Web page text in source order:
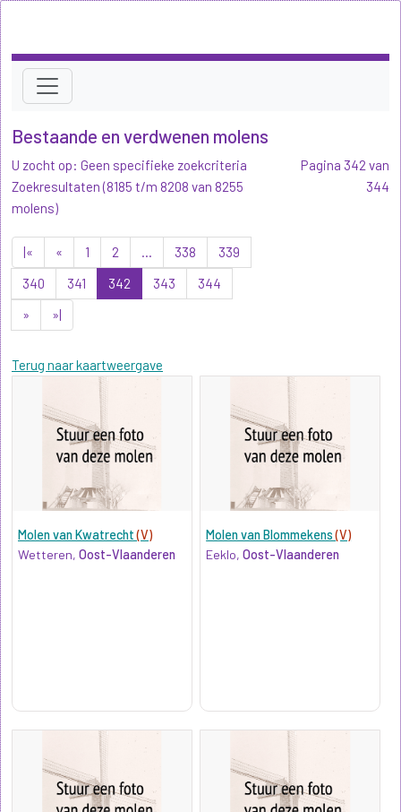
Bestaande en verdwenen molens
U zocht op: Geen specifieke zoekcriteria
Zoekresultaten (8185 t/m 8208 van 8255
molens)
|« « 1 2 ... 338
339
340
341 342 343
344
»
»|
Terug naar kaartweergave
Pagina 342 van
344
Molen van Kwatrecht(V)
Wetteren, Oost-Vlaanderen
Molen van Blommekens(V)
Eeklo,Oost-Vlaanderen